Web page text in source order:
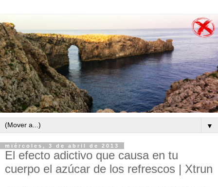
▼
miércoles, 3 de abril de 2013
El efecto adictivo que causa en tu
cuerpo el azúcar de los refrescos | Xtrun